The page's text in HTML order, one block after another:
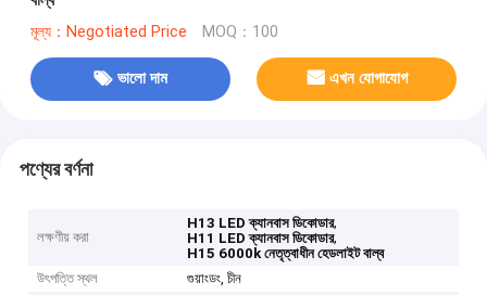
মূল্য：Negotiated Price MOQ：100
ভালো দাম এখন যোগাযোগ
পণ্যের বর্ণনা
লক্ষণীয় করা
H13 LED ক্যানবাস ডিকোডার,
H11 LED ক্যানবাস ডিকোডার,
H15 6000k নেতৃত্বাধীন হেডলাইট বাল্ব
উৎপত্তি স্থল
গুয়াংডং, চীন